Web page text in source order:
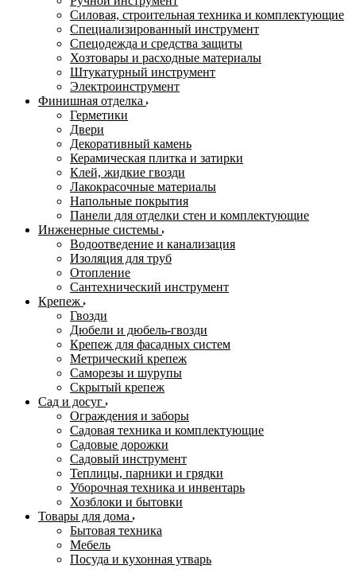
Силовая, строительная техника и комплектующие
Специализированный инструмент
Спецодежда и средства защиты
Хозтовары и расходные материалы
Штукатурный инструмент
Электроинструмент
Финишная отделка
Герметики
Двери
Декоративный камень
Керамическая плитка и затирки
Клей, жидкие гвозди
Лакокрасочные материалы
Напольные покрытия
Панели для отделки стен и комплектующие
Инженерные системы
Водоотведение и канализация
Изоляция для труб
Отопление
Сантехнический инструмент
Крепеж
Гвозди
Дюбели и дюбель-гвозди
Крепеж для фасадных систем
Метрический крепеж
Саморезы и шурупы
Скрытый крепеж
Сад и досуг
Ограждения и заборы
Садовая техника и комплектующие
Садовые дорожки
Садовый инструмент
Теплицы, парники и грядки
Уборочная техника и инвентарь
Хозблоки и бытовки
Товары для дома
Бытовая техника
Мебель
Посуда и кухонная утварь